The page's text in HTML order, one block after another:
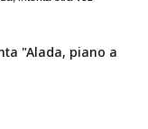
"Alada, piano a